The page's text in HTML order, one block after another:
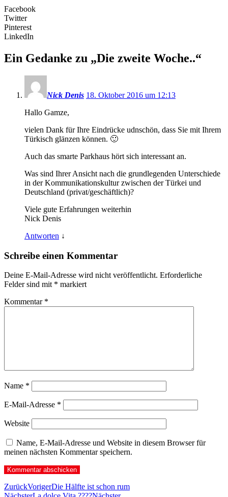
Facebook
Twitter
Pinterest
LinkedIn
Ein Gedanke zu „Die zweite Woche..“
Nick Denis 18. Oktober 2016 um 12:13
Hallo Gamze,
vielen Dank für Ihre Eindrücke udnschön, dass Sie mit Ihrem
Türkisch glänzen können. 🙂
Auch das smarte Parkhaus hört sich interessant an.
Was sind Ihrer Ansicht nach die grundlegenden Unterschiede
in der Kommunikationskultur zwischen der Türkei und
Deutschland (privat/geschäftlich)?
Viele gute Erfahrungen weiterhin
Nick Denis
Antworten ↓
Schreibe einen Kommentar
Deine E-Mail-Adresse wird nicht veröffentlicht. Erforderliche
Felder sind mit * markiert
Kommentar *
Name *
E-Mail-Adresse *
Website
Name, E-Mail-Adresse und Website in diesem Browser für
meinen nächsten Kommentar speichern.
ZurückVorigerDie Hälfte ist schon rum